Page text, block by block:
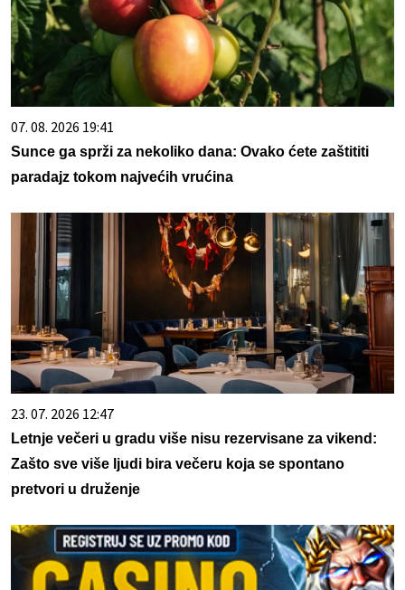
07. 08. 2026 19:41
Sunce ga sprži za nekoliko dana: Ovako ćete zaštititi
paradajz tokom najvećih vrućina
23. 07. 2026 12:47
Letnje večeri u gradu više nisu rezervisane za vikend:
Zašto sve više ljudi bira večeru koja se spontano
pretvori u druženje